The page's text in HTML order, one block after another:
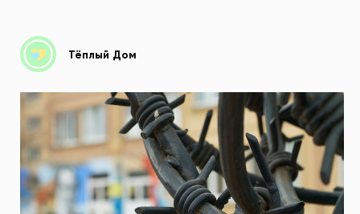
Тёплый Дом